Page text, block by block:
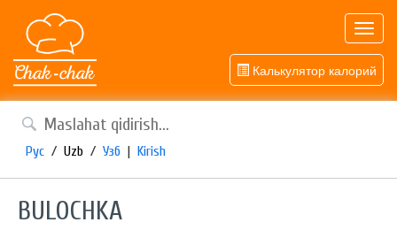
Калькулятор калорий
Рус / Uzb / Узб | Kirish
BULOCHKA